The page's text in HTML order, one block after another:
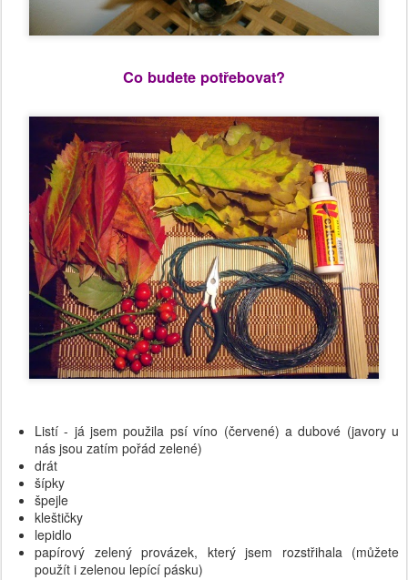
Co budete potřebovat?
Listí - já jsem použila psí víno (červené) a dubové (javory u
nás jsou zatím pořád zelené)
drát
šípky
špejle
kleštičky
lepidlo
papírový zelený provázek, který jsem rozstřihala (můžete
použít i zelenou lepící pásku)